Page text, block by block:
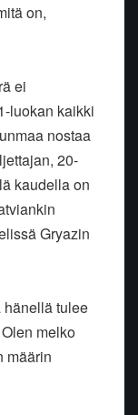
on,
ei
luokan kaikki
nostaa
20-
kaudella on
Gryazin
hänellä tulee
melko
määrin